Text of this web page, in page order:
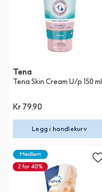
Tena
Tena Skin Cream U/p 150 ml
Kr 79,90
Legg i handlekurv